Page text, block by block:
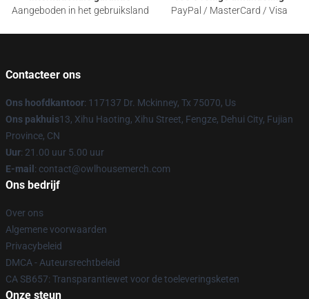
Aangeboden in het gebruiksland
PayPal / MasterCard / Visa
Contacteer ons
Ons hoofdkantoor: 117137 Dr. Mckinney, Tx 75070, Us
Ons pakhuis13, Xihu Haoting, Xihu Street, Fengze, Dehui City, Fujian
Province, CN
Uur: 21.00 uur 5.00 uur
E-mail : contact@owlhousemerch.com
Ons bedrijf
Over ons
Algemene voorwaarden
Privacybeleid
DMCA - Auteursrechtbeleid
CA SB657: Transparantiewet voor de toeleveringsketen
Onze steun